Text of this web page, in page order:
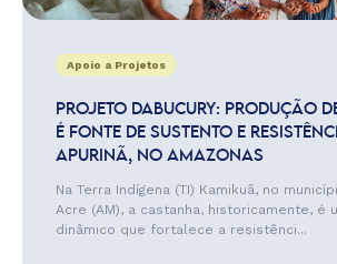
Apoio a Projetos
PROJETO DABUCURY: PRODUÇÃO
É FONTE DE SUSTENTO E
APURINÃ, NO AMAZONAS
Na Terra Indígena (TI) Kamikuã, no
Acre (AM), a castanha, historicamente, é
dinâmico que fortalece a resistênci...